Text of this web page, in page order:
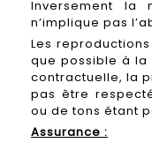
Inversement la
n’implique pas
Les
que possible à la
contractuelle, la
pas être
ou de tons étant
Assurance :